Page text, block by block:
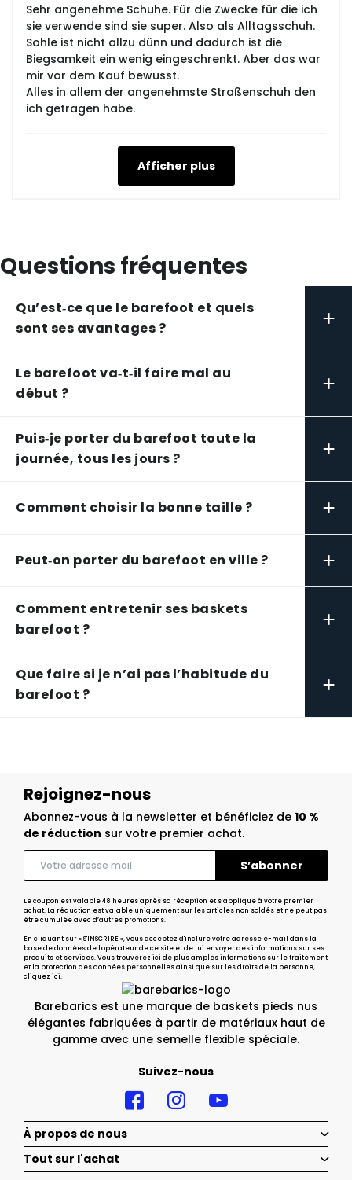
Sehr angenehme Schuhe. Für die Zwecke für die ich
sie verwende sind sie super. Also als Alltagsschuh.
Sohle ist nicht allzu dünn und dadurch ist die
Biegsamkeit ein wenig eingeschrenkt. Aber das war
mir vor dem Kauf bewusst.
Alles in allem der angenehmste Straßenschuh den
ich getragen habe.
Afficher plus
Questions fréquentes
Qu’est‑ce que le barefoot et quels
sont ses avantages ?
+
Le barefoot va‑t‑il faire mal au
début ?
+
Puis‑je porter du barefoot toute la
journée, tous les jours ?
+
Comment choisir la bonne taille ? +
Peut‑on porter du barefoot en ville ? +
Comment entretenir ses baskets
barefoot ?
+
Que faire si je n’ai pas l’habitude du
barefoot ?
+
Barebarics est une marque de baskets pieds nus
élégantes fabriquées à partir de matériaux haut de
gamme avec une semelle flexible spéciale.
Suivez-nous
Rejoignez-nous
Abonnez-vous à la newsletter et bénéficiez de 10 %
de réduction sur votre premier achat.
Le coupon est valable 48 heures après sa réception et s’applique à votre premier
achat. La réduction est valable uniquement sur les articles non soldés et ne peut pas
être cumulée avec d’autres promotions.
En cliquant sur « S'INSCRIRE », vous acceptez d'inclure votre adresse e-mail dans la
base de données de l'opérateur de ce site et de lui envoyer des informations sur ses
produits et services. Vous trouverez ici de plus amples informations sur le traitement
et la protection des données personnelles ainsi que sur les droits de la personne,
cliquez ici.
À propos de nous
Tout sur l'achat